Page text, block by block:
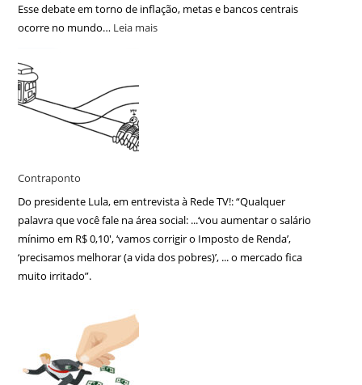
Esse debate em torno de inflação, metas e bancos centrais
ocorre no mundo… Leia mais
Contraponto
Do presidente Lula, em entrevista à Rede TV!: “Qualquer
palavra que você fale na área social: ...‘vou aumentar o salário
mínimo em R$ 0,10′, ‘vamos corrigir o Imposto de Renda’,
‘precisamos melhorar (a vida dos pobres)’, ... o mercado fica
muito irritado”.